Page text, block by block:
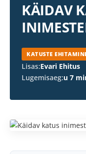
KÄIDAV
KATUSTE
Lisas:Evari Ehitus
Lugemisaeg:u 7